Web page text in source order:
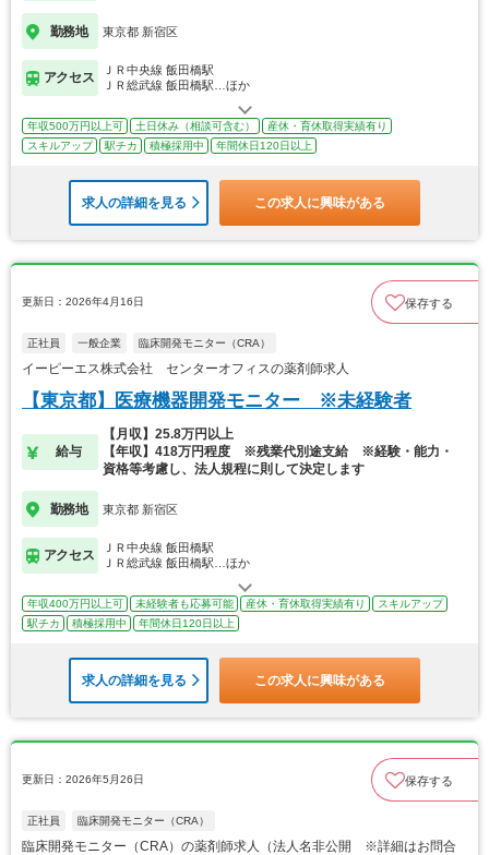
勤務地 東京都 新宿区
アクセス
ＪＲ中央線 飯田橋駅
ＪＲ総武線 飯田橋駅…ほか
年収500万円以上可 土日休み（相談可含む）
産休・育休取得実績有り
スキルアップ
駅チカ 積極採用中 年間休日120日以上
求人の詳細を見る この求人に興味がある
更新日：2026年4月16日 保存する
正社員 一般企業 臨床開発モニター（CRA）
イーピーエス株式会社 センターオフィスの薬剤師求人
【東京都】医療機器開発モニター ※未経験者
給与
【月収】25.8万円以上
【年収】418万円程度 ※残業代別途支給 ※経験・能力・
資格等考慮し、法人規程に則して決定します
勤務地 東京都 新宿区
アクセス
ＪＲ中央線 飯田橋駅
ＪＲ総武線 飯田橋駅…ほか
年収400万円以上可 未経験者も応募可能 産休・育休取得実績有り
スキルアップ
駅チカ
積極採用中 年間休日120日以上
求人の詳細を見る この求人に興味がある
更新日：2026年5月26日 保存する
正社員 臨床開発モニター（CRA）
臨床開発モニター（CRA）の薬剤師求人（法人名非公開 ※詳細はお問合